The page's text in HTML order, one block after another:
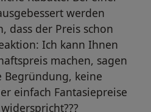
werden
dass der Preis schon
Ich kann Ihnen
machen, sagen
Begründung, keine
einfach Fantasiepreise